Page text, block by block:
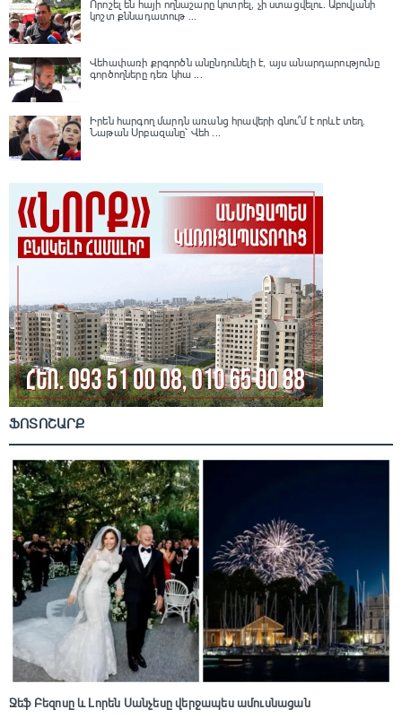
Որոշել են հայի ողնաշարը կոտրել, չի ստացվելու․ Աբովյանի
կոշտ քննադատութ ...
Վեհափառի քրգործն անընդունելի է, այս անարդարությունը
գործողները դեռ կհա ...
Իրեն հարգող մարդն առանց հրավերի գնու՞մ է որևէ տեղ.
Նաթան Սրբազանը՝ Վեհ ...
ՖՈՏՈՇԱՐՔ
Ջեֆ Բեզոսը և Լորեն Սանչեսը վերջապես ամուսնացան